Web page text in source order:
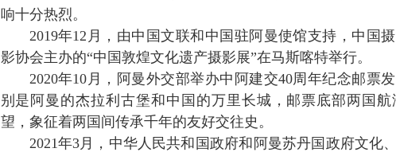
响十分热烈。
2019年12月，由中国文联和中国驻阿曼使馆支持，中国
影协会主办的“中国敦煌文化遗产摄影展”在马斯喀特举行。
2020年10月，阿曼外交部举办中阿建交40周年纪念邮票
别是阿曼的杰拉利古堡和中国的万里长城，邮票底部两国
望，象征着两国间传承千年的友好交往史。
2021年3月，中华人民共和国政府和阿曼苏丹国政府文化